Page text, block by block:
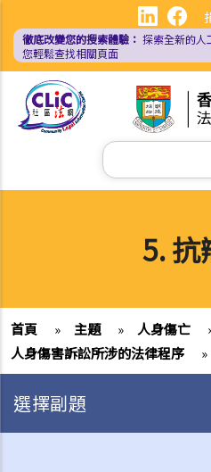
內
徹底改變您的搜索體驗： 探索全新的人
您輕鬆查找相關頁面
Search
5. 抗
首頁 » 主題 » 人身傷亡
人身傷害訴訟所涉的法律程序
»
選擇副題